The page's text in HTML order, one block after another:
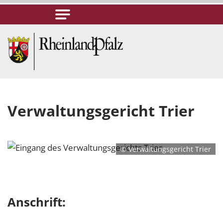
Verwaltungsgericht Trier
© Verwaltungsgericht Trier
Anschrift: